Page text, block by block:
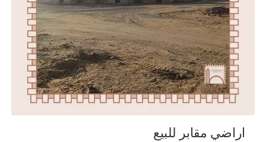
اراضي مقابر للبيع